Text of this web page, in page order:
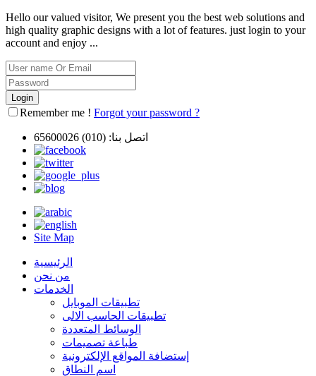
Hello our valued visitor, We present you the best web solutions and
high quality graphic designs with a lot of features. just login to your
account and enjoy ...
Remember me ! Forgot your password ?
اتصل بنا: (010) 65600026
Site Map
الرئيسية
من نحن
الخدمات
تطبيقات الموبايل
تطبيقات الحاسب الالى
الوسائط المتعددة
طباعة تصميمات
إستضافة المواقع الإلكترونية
اسم النطاق